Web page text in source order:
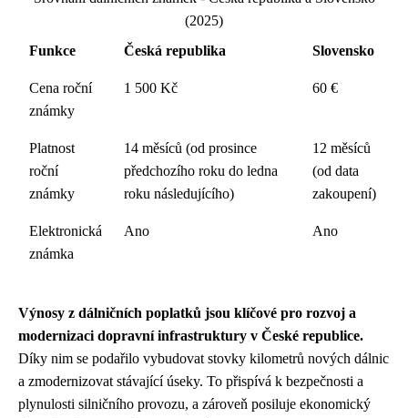
(2025)
Funkce
Česká republika Slovensko
Cena roční
známky
1 500 Kč 60 €
Platnost
roční
známky
14 měsíců (od prosince
předchozího roku do ledna
roku následujícího)
12 měsíců
(od data
zakoupení)
Elektronická
známka
Ano Ano
Výnosy z dálničních poplatků jsou klíčové pro rozvoj a
modernizaci dopravní infrastruktury v České republice.
Díky nim se podařilo vybudovat stovky kilometrů nových dálnic
a zmodernizovat stávající úseky. To přispívá k bezpečnosti a
plynulosti silničního provozu, a zároveň posiluje ekonomický